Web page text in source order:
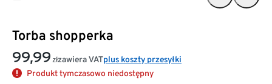
Torba shopperka
99,99 złzawiera VATplus koszty przesyłki
Produkt tymczasowo niedostępny